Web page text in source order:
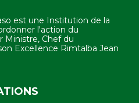
est une Institution de la
l'action du
Ministre, Chef du
Excellence Rimtalba Jean